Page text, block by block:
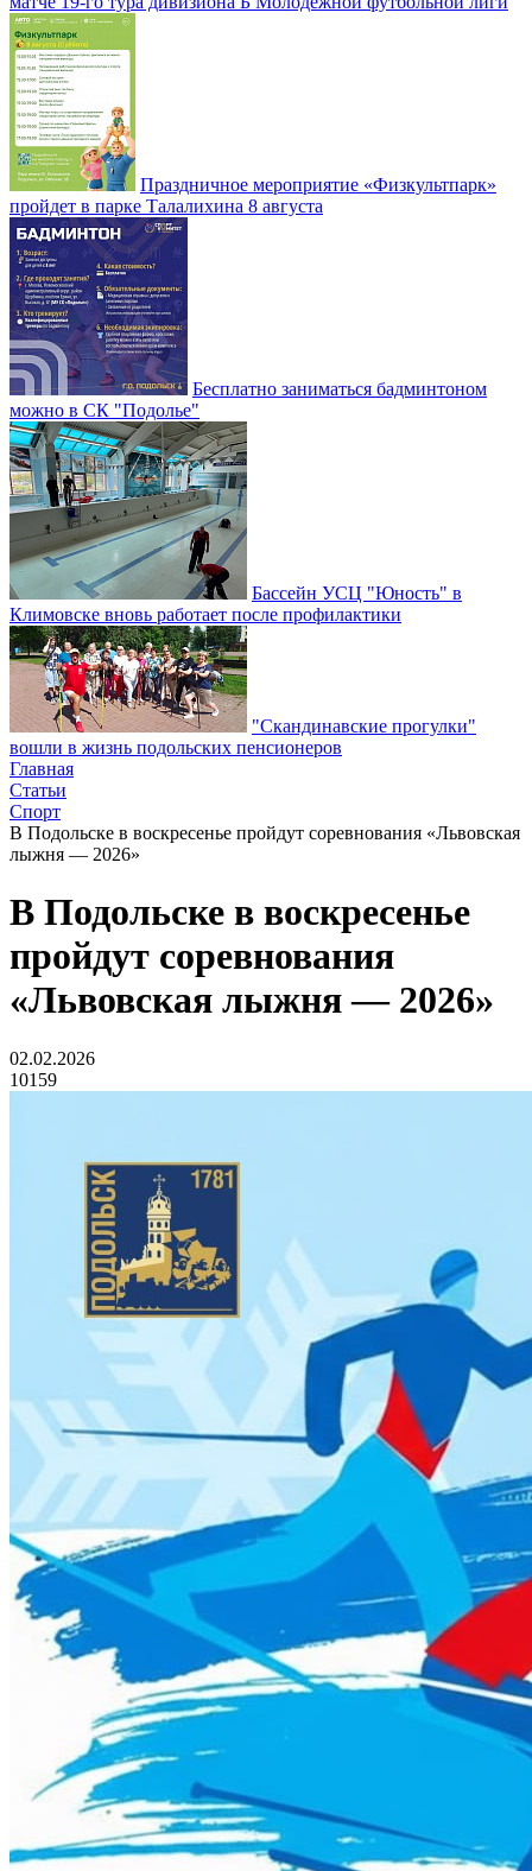
Праздничное мероприятие «Физкультпарк»
пройдет в парке Талалихина 8 августа
Бесплатно заниматься бадминтоном
можно в СК "Подолье"
Бассейн УСЦ "Юность" в
Климовске вновь работает после профилактики
"Скандинавские прогулки"
вошли в жизнь подольских пенсионеров
Главная
Статьи
Спорт
В Подольске в воскресенье пройдут соревнования «Львовская
лыжня — 2026»
В Подольске в воскресенье
пройдут соревнования
«Львовская лыжня — 2026»
02.02.2026
10159